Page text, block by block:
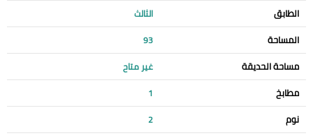
الطابق الثالث
المساحة 93
مساحة الحديقة غير متاح
مطابخ 1
نوم 2